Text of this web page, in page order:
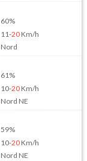
60%
11-20Km/h
Nord
61%
10-20Km/h
Nord NE
59%
10-20Km/h
Nord NE